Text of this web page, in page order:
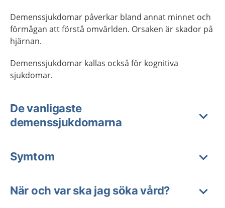
Demenssjukdomar påverkar bland annat minnet och
förmågan att förstå omvärlden. Orsaken är skador på
hjärnan.
Demenssjukdomar kallas också för kognitiva
sjukdomar.
De vanligaste
demenssjukdomarna
Symtom
När och var ska jag söka vård?